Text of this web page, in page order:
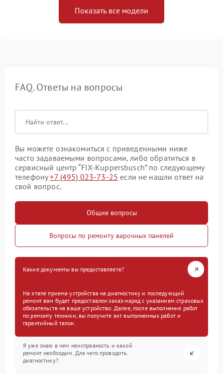
Показать все модели
FAQ. Ответы на вопросы
Вы можете ознакомиться с приведенными ниже
часто задаваемыми вопросами, либо обратиться в
сервисный центр “FIX-Kuppersbusch” по следующему
телефону+7 (495) 023-73-25 если не нашли ответ на
свой вопрос.
Общие вопросы
Вопросы по ремонту варочных панелей
Какие документы вы предоставляете?
На этапе приема устройства на диагностику и последующий
ремонт вам будет предоставлен заказ-наряд с указанием страховых
обязательств на ваше устройство. Далее, после выполнения работ
по ремонту техники, вы получите акт выполненных работ и
гарантийный талон.
Я уже знаю в чем неисправность и какой
ремонт необходим. Для чего проводить
диагностику?